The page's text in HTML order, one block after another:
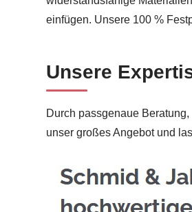
einfügen. Unsere 100 %
Unsere
Durch passgenaue
unser großes Angebot und